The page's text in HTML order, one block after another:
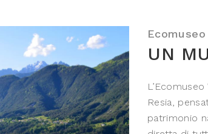
UN
Resia,
patrimonio